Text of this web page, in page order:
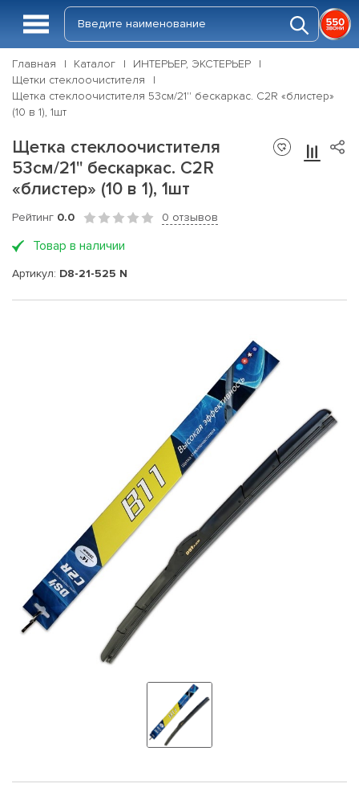
Главная Каталог
ИНТЕРЬЕР, ЭКСТЕРЬЕР
Щетки стеклоочистителя
Щетка стеклоочистителя 53см/21'' бескаркас. C2R «блистер»
(10 в 1), 1шт
Щетка стеклоочистителя
53см/21'' бескаркас. C2R
«блистер» (10 в 1), 1шт
Рейтинг 0.0 0 отзывов
Товар в наличии
Артикул: D8-21-525 N